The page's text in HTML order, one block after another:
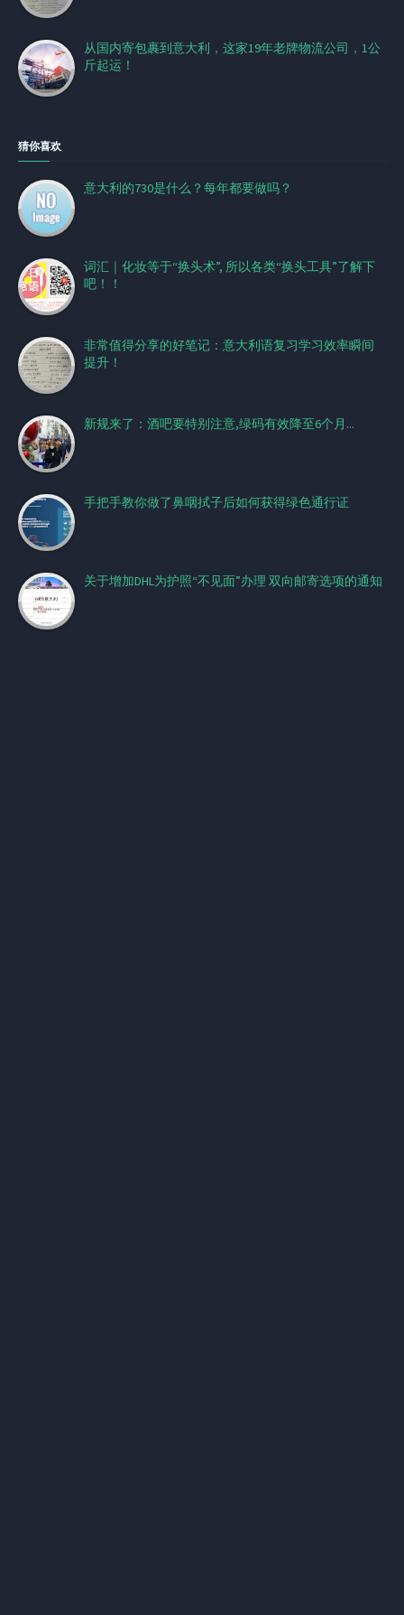
从国内寄包裹到意大利，这家19年老牌物流公司，1公
斤起运！
猜你喜欢
意大利的730是什么？每年都要做吗？
词汇｜化妆等于“换头术”, 所以各类“换头工具”了解下
吧！！
非常值得分享的好笔记：意大利语复习学习效率瞬间
提升！
新规来了：酒吧要特别注意,绿码有效降至6个月...
手把手教你做了鼻咽拭子后如何获得绿色通行证
关于增加DHL为护照“不见面”办理 双向邮寄选项的通知